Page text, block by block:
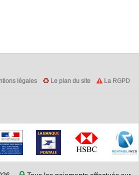
légales Le plan du site La RGPD